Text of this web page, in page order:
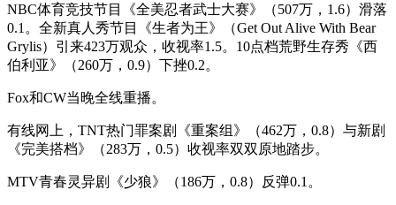
NBC体育竞技节目《全美忍者武士大赛》（507万，1.6）滑落
0.1。全新真人秀节目《生者为王》（Get Out Alive With Bear
Grylis）引来423万观众，收视率1.5。10点档荒野生存秀《西
伯利亚》（260万，0.9）下挫0.2。
Fox和CW当晚全线重播。
有线网上，TNT热门罪案剧《重案组》（462万，0.8）与新剧
《完美搭档》（283万，0.5）收视率双双原地踏步。
MTV青春灵异剧《少狼》（186万，0.8）反弹0.1。